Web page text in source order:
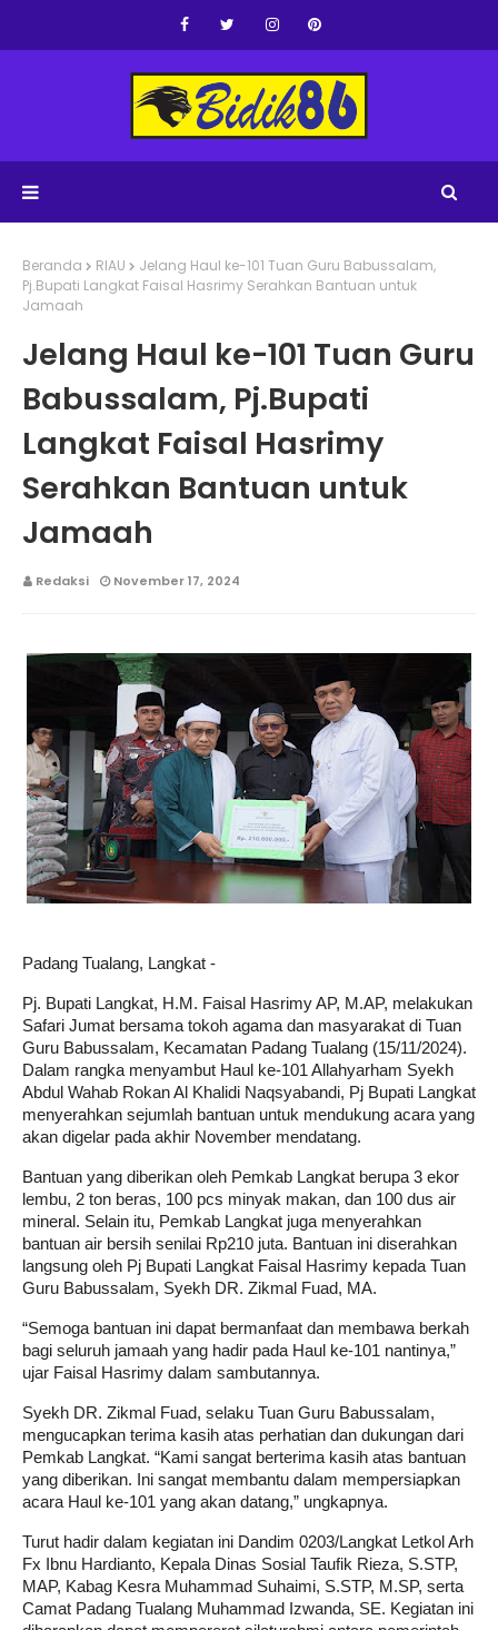
Beranda RIAU
Jelang Haul ke-101 Tuan Guru Babussalam,
Pj.Bupati Langkat Faisal Hasrimy Serahkan Bantuan untuk
Jamaah
Jelang Haul ke-101 Tuan Guru
Babussalam, Pj.Bupati
Langkat Faisal Hasrimy
Serahkan Bantuan untuk
Jamaah
Redaksi November 17, 2024
Padang Tualang, Langkat -
Pj. Bupati Langkat, H.M. Faisal Hasrimy AP, M.AP, melakukan
Safari Jumat bersama tokoh agama dan masyarakat di Tuan
Guru Babussalam, Kecamatan Padang Tualang (15/11/2024).
Dalam rangka menyambut Haul ke-101 Allahyarham Syekh
Abdul Wahab Rokan Al Khalidi Naqsyabandi, Pj Bupati Langkat
menyerahkan sejumlah bantuan untuk mendukung acara yang
akan digelar pada akhir November mendatang.
Bantuan yang diberikan oleh Pemkab Langkat berupa 3 ekor
lembu, 2 ton beras, 100 pcs minyak makan, dan 100 dus air
mineral. Selain itu, Pemkab Langkat juga menyerahkan
bantuan air bersih senilai Rp210 juta. Bantuan ini diserahkan
langsung oleh Pj Bupati Langkat Faisal Hasrimy kepada Tuan
Guru Babussalam, Syekh DR. Zikmal Fuad, MA.
“Semoga bantuan ini dapat bermanfaat dan membawa berkah
bagi seluruh jamaah yang hadir pada Haul ke-101 nantinya,”
ujar Faisal Hasrimy dalam sambutannya.
Syekh DR. Zikmal Fuad, selaku Tuan Guru Babussalam,
mengucapkan terima kasih atas perhatian dan dukungan dari
Pemkab Langkat. “Kami sangat berterima kasih atas bantuan
yang diberikan. Ini sangat membantu dalam mempersiapkan
acara Haul ke-101 yang akan datang,” ungkapnya.
Turut hadir dalam kegiatan ini Dandim 0203/Langkat Letkol Arh
Fx Ibnu Hardianto, Kepala Dinas Sosial Taufik Rieza, S.STP,
MAP, Kabag Kesra Muhammad Suhaimi, S.STP, M.SP, serta
Camat Padang Tualang Muhammad Izwanda, SE. Kegiatan ini